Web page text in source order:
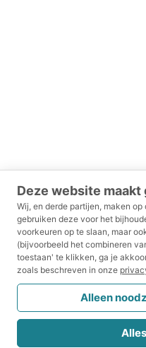
Deze website
Wij, en derde partijen, maken
gebruiken deze voor het
voorkeuren op te slaan, maar
(bijvoorbeeld het combineren
toestaan' te klikken, ga je
zoals beschreven in onze
Alleen